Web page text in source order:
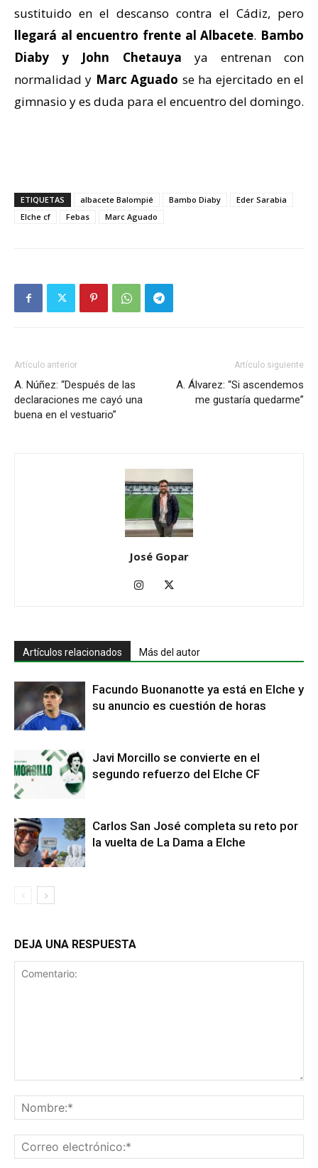
sustituido en el descanso contra el Cádiz, pero
llegará al encuentro frente al Albacete. Bambo
Diaby y John Chetauya ya entrenan con
normalidad y Marc Aguado se ha ejercitado en el
gimnasio y es duda para el encuentro del domingo.
ETIQUETAS albacete Balompié Bambo Diaby
Eder Sarabia
Elche cf
Febas Marc Aguado
Artículo anterior
A. Núñez: “Después de las
declaraciones me cayó una
buena en el vestuario”
Artículo siguiente
A. Álvarez: “Si ascendemos
me gustaría quedarme”
José Gopar
Artículos relacionados Más del autor
Facundo Buonanotte ya está en Elche y
su anuncio es cuestión de horas
Javi Morcillo se convierte en el
segundo refuerzo del Elche CF
Carlos San José completa su reto por
la vuelta de La Dama a Elche
DEJA UNA RESPUESTA